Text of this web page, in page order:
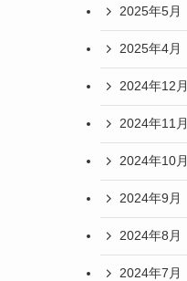
2025年5月
2025年4月
2024年12月
2024年11月
2024年10月
2024年9月
2024年8月
2024年7月